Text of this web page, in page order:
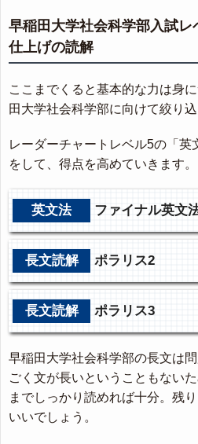
早稲田大学社会科学部入試レ
仕上げの読解
ここまでくると基本的な力は身
田大学社会科学部に向けて絞り込
レーダーチャートレベル5の「
をして、得点を高めていきます。
英文法 ファイナル英文
長文読解 ポラリス2
長文読解 ポラリス3
早稲田大学社会科学部の長文は
ごく文が長いということもない
までしっかり読めれば十分。残
いいでしょう。